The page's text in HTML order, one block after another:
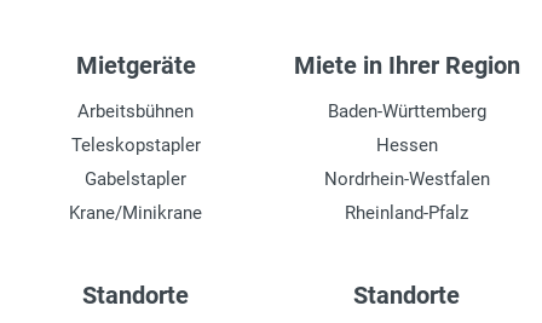
Mietgeräte
Arbeitsbühnen
Teleskopstapler
Gabelstapler
Krane/Minikrane
Miete in Ihrer Region
Baden-Württemberg
Hessen
Nordrhein-Westfalen
Rheinland-Pfalz
Standorte Standorte